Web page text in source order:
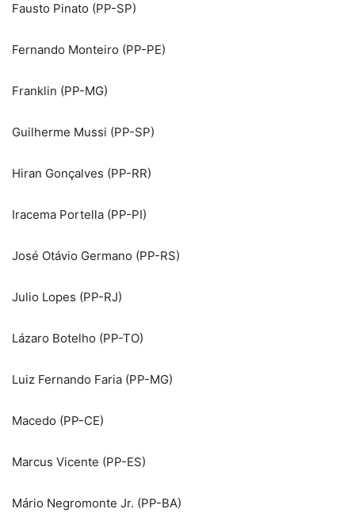
Fausto Pinato (PP-SP)
Fernando Monteiro (PP-PE)
Franklin (PP-MG)
Guilherme Mussi (PP-SP)
Hiran Gonçalves (PP-RR)
Iracema Portella (PP-PI)
José Otávio Germano (PP-RS)
Julio Lopes (PP-RJ)
Lázaro Botelho (PP-TO)
Luiz Fernando Faria (PP-MG)
Macedo (PP-CE)
Marcus Vicente (PP-ES)
Mário Negromonte Jr. (PP-BA)